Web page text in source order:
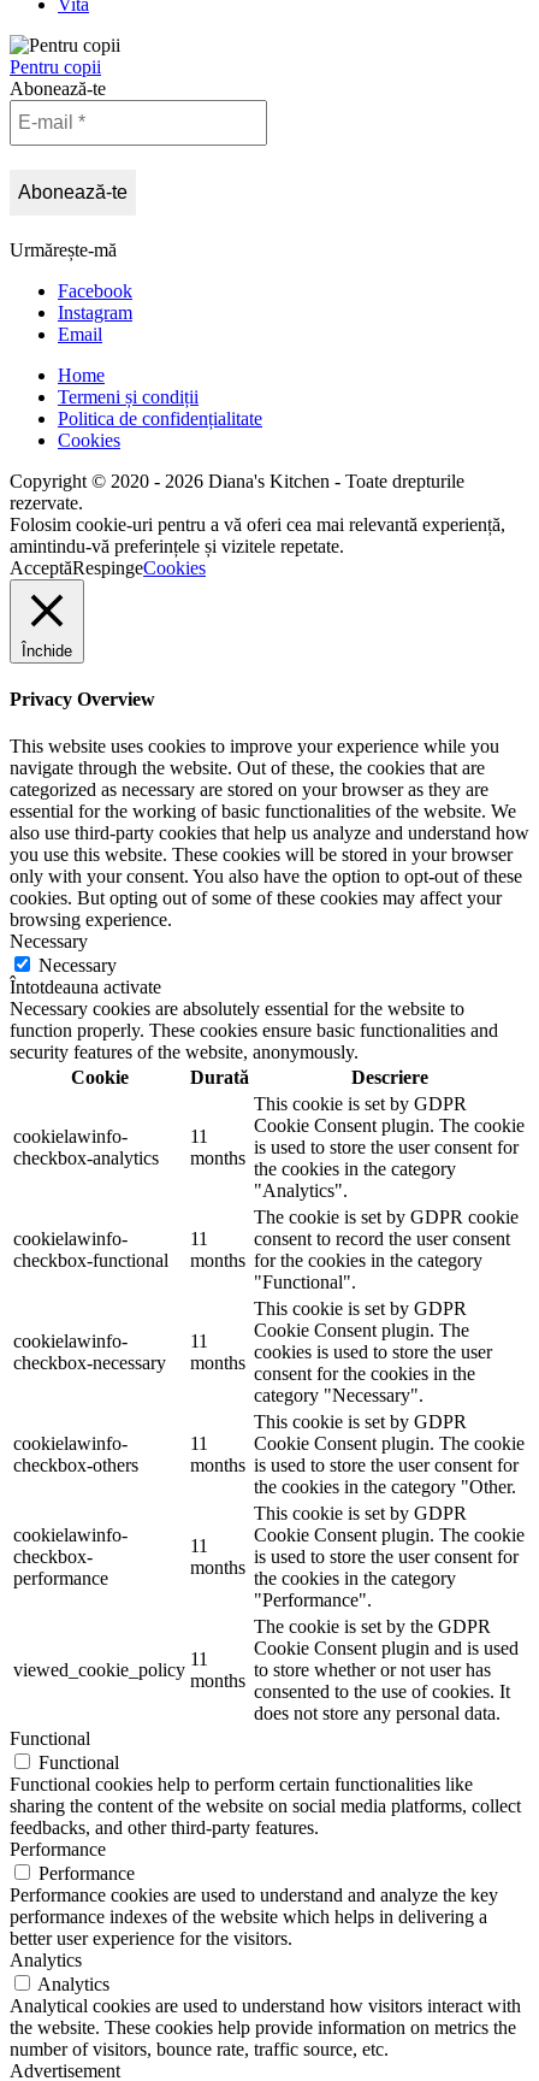
Pentru copii
Abonează-te
Urmărește-mă
Facebook
Instagram
Email
Home
Termeni și condiții
Politica de confidențialitate
Cookies
Copyright © 2020 - 2026 Diana's Kitchen - Toate drepturile
rezervate.
Folosim cookie-uri pentru a vă oferi cea mai relevantă experiență,
amintindu-vă preferințele și vizitele repetate.
AcceptăRespingeCookies
Închide
Privacy Overview
This website uses cookies to improve your experience while you
navigate through the website. Out of these, the cookies that are
categorized as necessary are stored on your browser as they are
essential for the working of basic functionalities of the website. We
also use third-party cookies that help us analyze and understand how
you use this website. These cookies will be stored in your browser
only with your consent. You also have the option to opt-out of these
cookies. But opting out of some of these cookies may affect your
browsing experience.
Necessary
Necessary
Întotdeauna activate
Necessary cookies are absolutely essential for the website to
function properly. These cookies ensure basic functionalities and
security features of the website, anonymously.
Cookie
Durată Descriere
cookielawinfo-
checkbox-analytics
11
months
This cookie is set by GDPR
Cookie Consent plugin. The cookie
is used to store the user consent for
the cookies in the category
"Analytics".
cookielawinfo-
checkbox-functional
11
months
The cookie is set by GDPR cookie
consent to record the user consent
for the cookies in the category
"Functional".
cookielawinfo-
checkbox-necessary
11
months
This cookie is set by GDPR
Cookie Consent plugin. The
cookies is used to store the user
consent for the cookies in the
category "Necessary".
cookielawinfo-
checkbox-others
11
months
This cookie is set by GDPR
Cookie Consent plugin. The cookie
is used to store the user consent for
the cookies in the category "Other.
cookielawinfo-
checkbox-
performance
11
months
This cookie is set by GDPR
Cookie Consent plugin. The cookie
is used to store the user consent for
the cookies in the category
"Performance".
viewed_cookie_policy
11
months
The cookie is set by the GDPR
Cookie Consent plugin and is used
to store whether or not user has
consented to the use of cookies. It
does not store any personal data.
Functional
Functional
Functional cookies help to perform certain functionalities like
sharing the content of the website on social media platforms, collect
feedbacks, and other third-party features.
Performance
Performance
Performance cookies are used to understand and analyze the key
performance indexes of the website which helps in delivering a
better user experience for the visitors.
Analytics
Analytics
Analytical cookies are used to understand how visitors interact with
the website. These cookies help provide information on metrics the
number of visitors, bounce rate, traffic source, etc.
Advertisement